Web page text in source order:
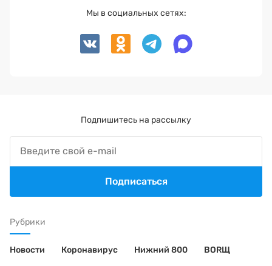
Рубрики
Новости Коронавирус Нижний 800 BORЩ
Мы в социальных сетях:
Подпишитесь на рассылку
Подписаться